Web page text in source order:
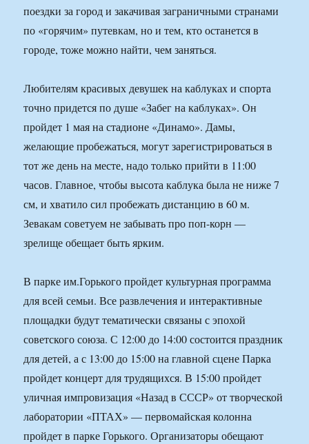
поездки за город и закачивая заграничными странами
по «горячим» путевкам, но и тем, кто останется в
городе, тоже можно найти, чем заняться.
Любителям красивых девушек на каблуках и спорта
точно придется по душе «Забег на каблуках». Он
пройдет 1 мая на стадионе «Динамо». Дамы,
желающие пробежаться, могут зарегистрироваться в
тот же день на месте, надо только прийти в 11:00
часов. Главное, чтобы высота каблука была не ниже 7
см, и хватило сил пробежать дистанцию в 60 м.
Зевакам советуем не забывать про поп-корн —
зрелище обещает быть ярким.
В парке им.Горького пройдет культурная программа
для всей семьи. Все развлечения и интерактивные
площадки будут тематически связаны с эпохой
советского союза. С 12:00 до 14:00 состоится праздник
для детей, а с 13:00 до 15:00 на главной сцене Парка
пройдет концерт для трудящихся. В 15:00 пройдет
уличная импровизация «Назад в СССР» от творческой
лаборатории «ПТАХ» — первомайская колонна
пройдет в парке Горького. Организаторы обещают